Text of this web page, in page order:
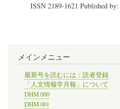
ISSN 2189-1621 Published by:
メインメニュー
最新号を読むには：読者登録
「人文情報学月報」について
DHM 000
DHM 001